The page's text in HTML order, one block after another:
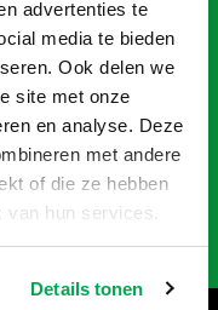
advertenties te
media te bieden
Ook delen we
site met onze
en analyse. Deze
met andere
of die ze hebben
hun services.
Details tonen
container